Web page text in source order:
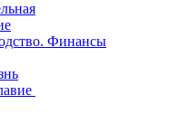
Финансы